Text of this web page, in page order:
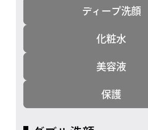
ディープ洗顔
化粧水
美容液
保護